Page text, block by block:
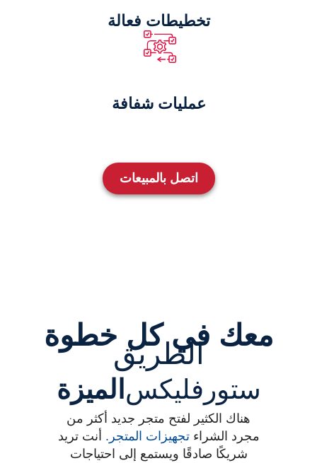
تخطيطات فعالة
عمليات شفافة
اتصل بالمبيعات
معك في كل خطوة
الطريق
ستورفليكس الميزة
هناك الكثير لفتح متجر جديد أكثر من
مجرد الشراءتجهيزات المتجر . أنت تريد
شريكًا صادقًا ويستمع إلى احتياجات